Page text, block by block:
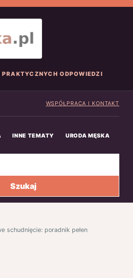
ODPOWIEDZI
WSPÓŁPRACA I KONTAKT
INNE TEMATY URODA MĘSKA
Szukaj
schudnięcie: poradnik pełen